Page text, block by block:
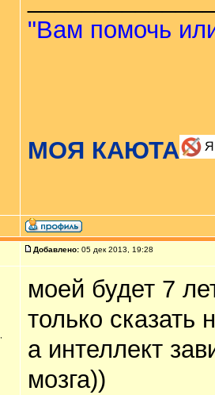
"Вам помочь
МОЯ КАЮТА
Добавлено: 05 дек 2013, 19:28
моей будет 7
только сказать
а интеллект
мозга))